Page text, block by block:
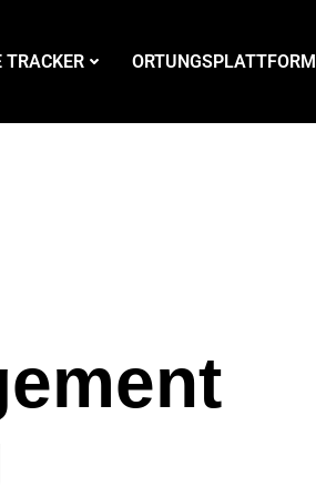
TRACKER ORTUNGSPLATTFORM